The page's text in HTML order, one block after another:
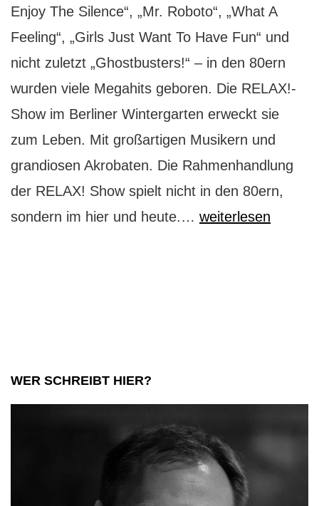
Enjoy The Silence“, „Mr. Roboto“, „What A
Feeling“, „Girls Just Want To Have Fun“ und
nicht zuletzt „Ghostbusters!“ – in den 80ern
wurden viele Megahits geboren. Die RELAX!-
Show im Berliner Wintergarten erweckt sie
zum Leben. Mit großartigen Musikern und
grandiosen Akrobaten. Die Rahmenhandlung
der RELAX! Show spielt nicht in den 80ern,
sondern im hier und heute.… Wintergarten:
weiterlesen
WER SCHREIBT HIER?